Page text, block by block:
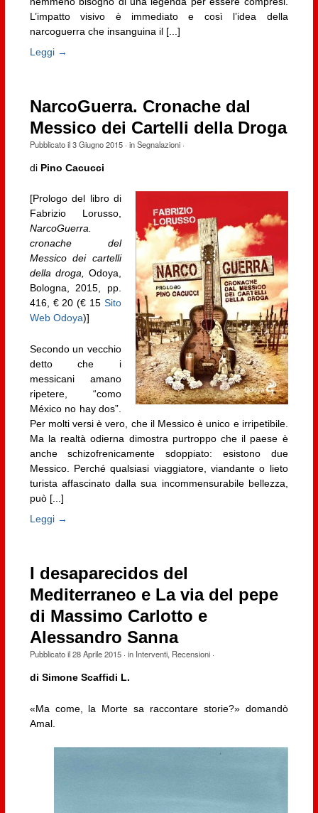
L’impatto visivo è immediato e così l’idea della
narcoguerra che insanguina il [...]
Leggi →
NarcoGuerra. Cronache dal
Messico dei Cartelli della Droga
Pubblicato il3 Giugno 2015· inSegnalazioni·
di Pino Cacucci
[Prologo del libro di
Fabrizio Lorusso,
NarcoGuerra.
cronache del
Messico dei cartelli
della droga, Odoya,
Bologna, 2015, pp.
416, € 20 (€ 15Sito
Web Odoya)]
Secondo un vecchio
detto che i
messicani amano
ripetere, “como
México no hay dos”.
Per molti versi è vero, che il Messico è unico e irripetibile.
Ma la realtà odierna dimostra purtroppo che il paese è
anche schizofrenicamente sdoppiato: esistono due
Messico. Perché qualsiasi viaggiatore, viandante o lieto
turista affascinato dalla sua incommensurabile bellezza,
può [...]
Leggi →
I desaparecidos del
Mediterraneo e La via del pepe
di Massimo Carlotto e
Alessandro Sanna
Pubblicato il28 Aprile 2015· in Interventi, Recensioni·
di Simone Scaffidi L.
«Ma come, la Morte sa raccontare storie?» domandò
Amal.